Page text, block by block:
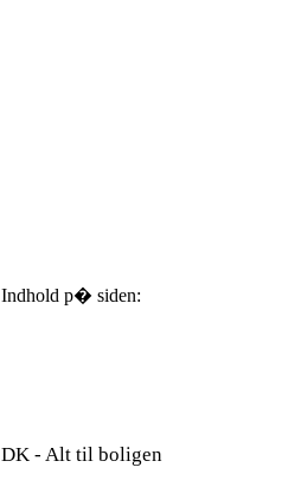
Indhold p� siden:
DK - Alt til boligen